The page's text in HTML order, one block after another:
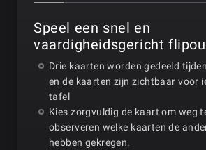
Speel een snel en
vaardigheidsgericht
Drie kaarten worden gedeeld
en de kaarten zijn zichtbaar voor
tafel
Kies zorgvuldig de kaart om weg
observeren welke kaarten de
hebben gekregen.